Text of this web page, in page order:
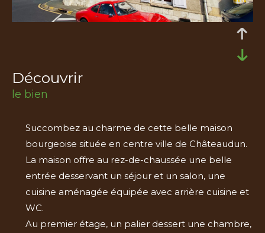
découvrir
le bien
Succombez au charme de cette belle maison
bourgeoise située en centre ville de Châteaudun.
La maison offre au rez-de-chaussée une belle
entrée desservant un séjour et un salon, une
cuisine aménagée équipée avec arrière cuisine et
WC.
Au premier étage, un palier dessert une chambre,